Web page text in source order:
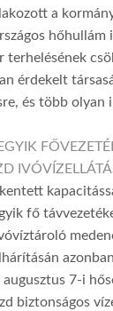
a
hőhullám
terhelésének
érdekelt
és több olyan
fő
7-i
biztonságos